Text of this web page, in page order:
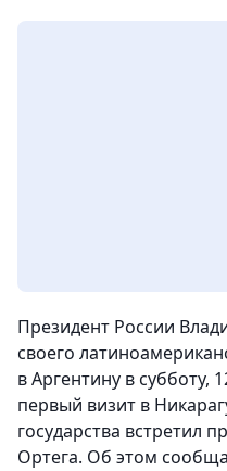
Президент России
своего
в Аргентину в субботу,
первый визит в
государства встретил
Ортега. Об этом